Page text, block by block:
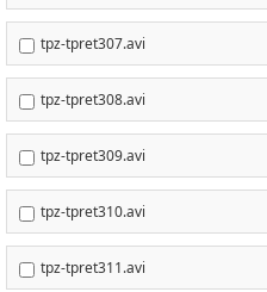
tpz-tpret307.avi
tpz-tpret308.avi
tpz-tpret309.avi
tpz-tpret310.avi
tpz-tpret311.avi